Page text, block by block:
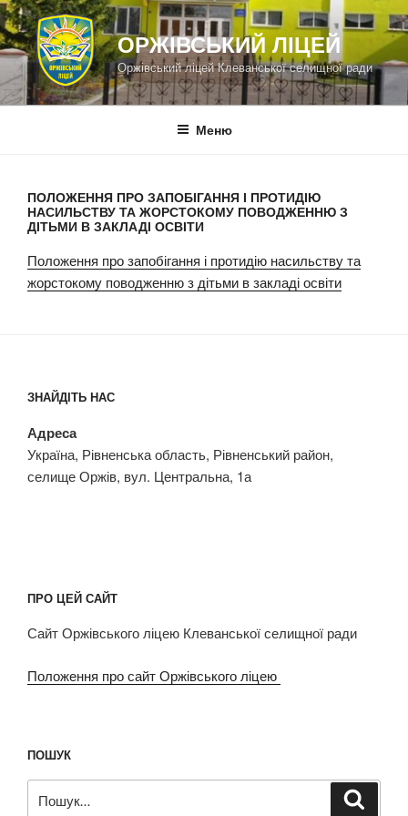
Перейти
до
вмісту
ОРЖІВСЬКИЙ ЛІЦЕЙ
Оржівський ліцей Клеванської селищної ради
Меню
ПОЛОЖЕННЯ ПРО ЗАПОБІГАННЯ І ПРОТИДІЮ
НАСИЛЬСТВУ ТА ЖОРСТОКОМУ ПОВОДЖЕННЮ З
ДІТЬМИ В ЗАКЛАДІ ОСВІТИ
Положення про запобігання і протидію насильству та
жорстокому поводженню з дітьми в закладі освіти
ЗНАЙДІТЬ НАС
Адреса
Україна, Рівненська область, Рівненський район,
селище Оржів, вул. Центральна, 1а
ПРО ЦЕЙ САЙТ
Сайт Оржівського ліцею Клеванської селищної ради
Положення про сайт Оржівського ліцею
ПОШУК
за